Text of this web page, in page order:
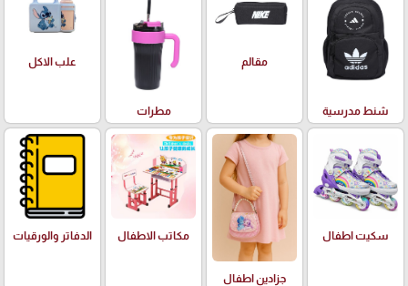
شنط مدرسية
مقالم
مطرات
علب الاكل
سكيت اطفال
جزادين اطفال
مكاتب الاطفال الدفاتر والورقيات